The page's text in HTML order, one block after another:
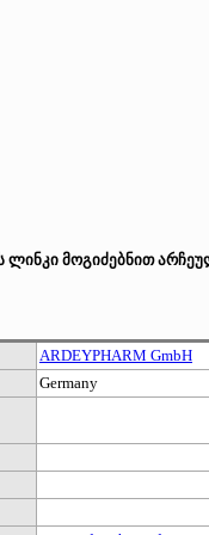
ლინკი მოგიძებნით
ARDEYPHARM GmbH
Germany